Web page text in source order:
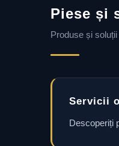
Piese și
Produse și
Servicii
Descoperiți